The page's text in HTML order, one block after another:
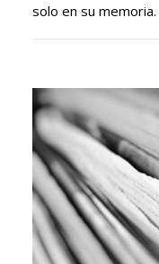
solo en su memoria.